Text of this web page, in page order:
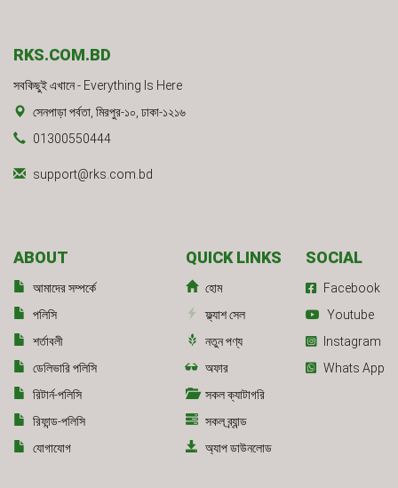
RKS.COM.BD
সবকিছুই এখানে - Everything Is Here
সেনপাড়া পর্বতা, মিরপুর-১০, ঢাকা-১২১৬
01300550444
support@rks.com.bd
ABOUT
আমাদের সম্পর্কে
পলিসি
শর্তাবলী
ডেলিভারি পলিসি
রিটার্ন-পলিসি
রিফান্ড-পলিসি
যোগাযোগ
QUICK LINKS
হোম
ফ্ল্যাশ সেল
নতুন পণ্য
অফার
সকল ক্যাটাগরি
সকল ব্র্যান্ড
অ্যাপ ডাউনলোড
SOCIAL
Facebook
Youtube
Instagram
Whats App